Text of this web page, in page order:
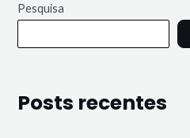
Pesquisa
Posts recentes